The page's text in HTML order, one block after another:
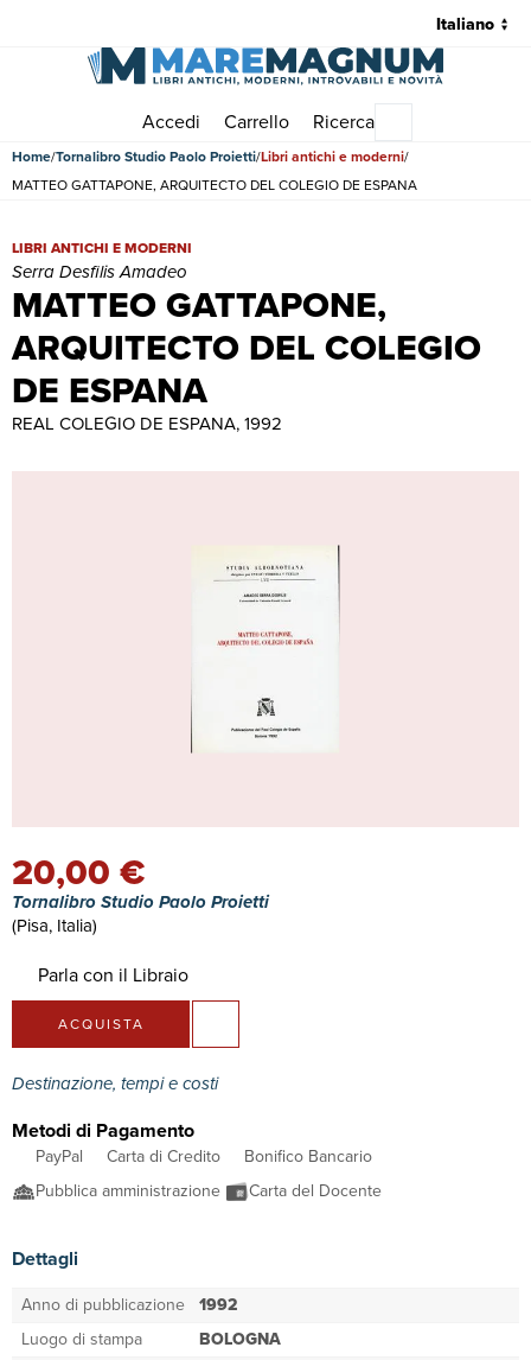
Accedi Carrello Ricerca
Home Tornalibro Studio Paolo Proietti Libri antichi e moderni
MATTEO GATTAPONE, ARQUITECTO DEL COLEGIO DE ESPANA
MATTEO GATTAPONE,
ARQUITECTO DEL COLEGIO
DE ESPANA
MATTEO GATTAPONE, ARQUITECTO DEL COLEGIO DE
LIBRI ANTICHI E MODERNI
Serra Desfilis Amadeo
REAL COLEGIO DE ESPANA, 1992
20,00 €
Tornalibro Studio Paolo Proietti
(Pisa, Italia)
Parla con il Libraio
ACQUISTA
Destinazione, tempi e costi
Metodi di Pagamento
PayPal Carta di Credito
Bonifico Bancario
Pubblica amministrazione
Carta del Docente
Dettagli
Anno di pubblicazione 1992
Luogo di stampa
BOLOGNA